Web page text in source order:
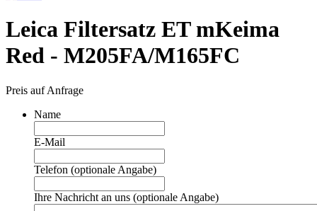
Leica Filtersatz ET mKeima
Red - M205FA/M165FC
Preis auf Anfrage
Name
E-Mail
Telefon (optionale Angabe)
Ihre Nachricht an uns (optionale Angabe)